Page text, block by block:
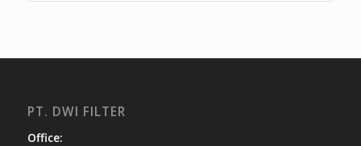
PT. DWI FILTER
Office: